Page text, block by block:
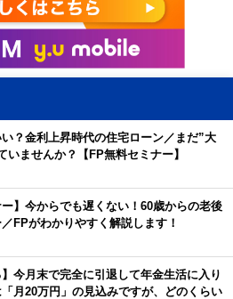
い？金利上昇時代の住宅ローン／まだ”大
いませんか？【FP無料セミナー】
ー】今からでも遅くない！60歳からの老後
FPがわかりやすく解説します！
】今月末で完全に引退して年金生活に入り
「月20万円」の見込みですが、どのくらい